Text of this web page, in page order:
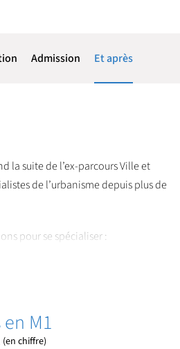
Admission Et après
la suite de l’ex-parcours Ville et
de l’urbanisme depuis plus de
pour se spécialiser :
et Projet Urbain (S2PU)
M1
chiffre)